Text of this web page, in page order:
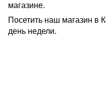
магазине.
Посетить наш магазин в
день недели.